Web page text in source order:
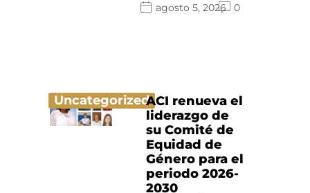
agosto 5, 2026
0
UncategorizedACI renueva el
liderazgo de
su Comité de
Equidad de
Género para el
periodo 2026-
2030